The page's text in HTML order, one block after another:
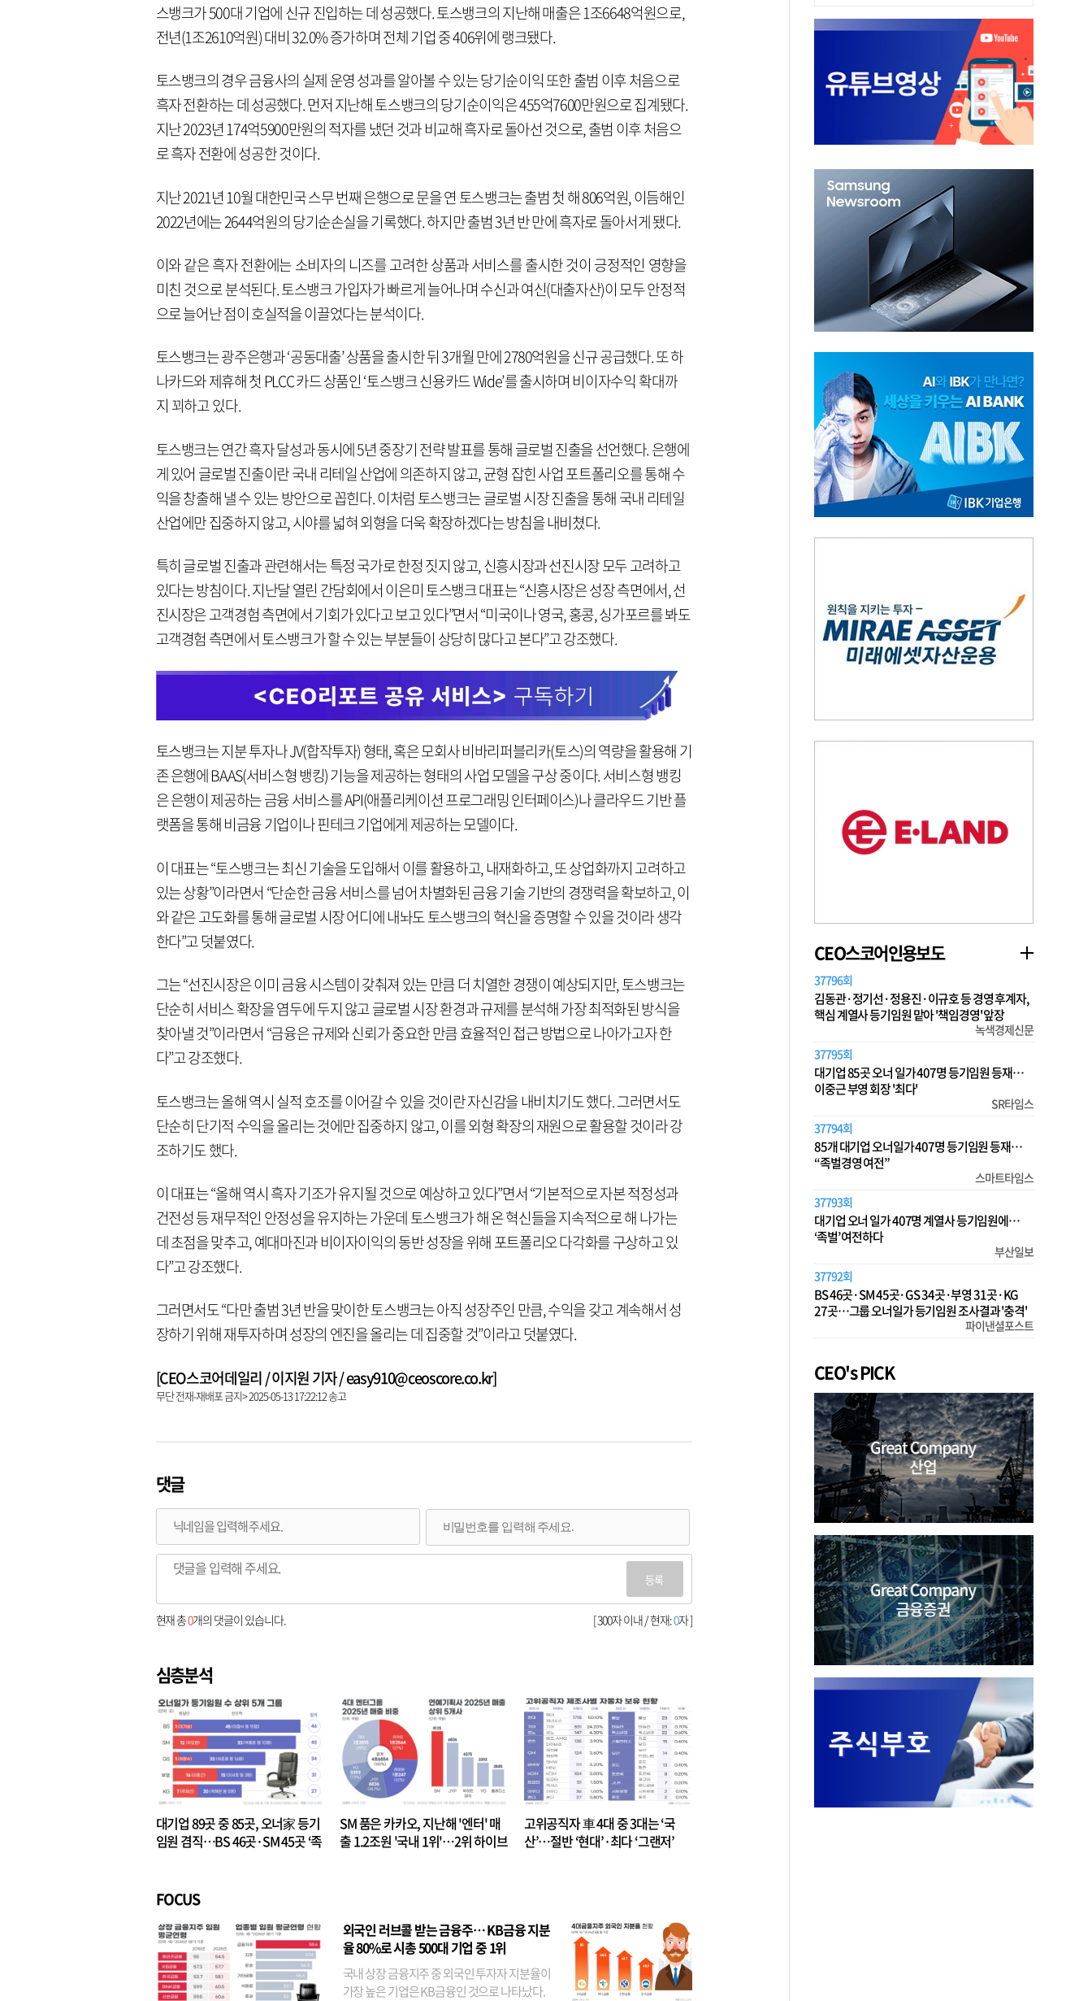
스뱅크가 500대 기업에 신규 진입하는 데 성공했다. 토스뱅크의 지난해 매출은 1조6648억원으로,
전년(1조2610억원) 대비 32.0% 증가하며 전체 기업 중 406위에 랭크됐다.
토스뱅크의 경우 금융사의 실제 운영 성과를 알아볼 수 있는 당기순이익 또한 출범 이후 처음으로
흑자 전환하는 데 성공했다. 먼저 지난해 토스뱅크의 당기순이익은 455억7600만원으로 집계됐다.
지난 2023년 174억5900만원의 적자를 냈던 것과 비교해 흑자로 돌아선 것으로, 출범 이후 처음으
로 흑자 전환에 성공한 것이다.
지난 2021년 10월 대한민국 스무 번째 은행으로 문을 연 토스뱅크는 출범 첫 해 806억원, 이듬해인
2022년에는 2644억원의 당기순손실을 기록했다. 하지만 출범 3년 반 만에 흑자로 돌아서게 됐다.
이와 같은 흑자 전환에는 소비자의 니즈를 고려한 상품과 서비스를 출시한 것이 긍정적인 영향을
미친 것으로 분석된다. 토스뱅크 가입자가 빠르게 늘어나며 수신과 여신(대출자산)이 모두 안정적
으로 늘어난 점이 호실적을 이끌었다는 분석이다.
토스뱅크는 광주은행과 ‘공동대출’ 상품을 출시한 뒤 3개월 만에 2780억원을 신규 공급했다. 또 하
나카드와 제휴해 첫 PLCC 카드 상품인 ‘토스뱅크 신용카드 Wide’를 출시하며 비이자수익 확대까
지 꾀하고 있다.
토스뱅크는 연간 흑자 달성과 동시에 5년 중장기 전략 발표를 통해 글로벌 진출을 선언했다. 은행에
게 있어 글로벌 진출이란 국내 리테일 산업에 의존하지 않고, 균형 잡힌 사업 포트폴리오를 통해 수
익을 창출해 낼 수 있는 방안으로 꼽힌다. 이처럼 토스뱅크는 글로벌 시장 진출을 통해 국내 리테일
산업에만 집중하지 않고, 시야를 넓혀 외형을 더욱 확장하겠다는 방침을 내비쳤다.
특히 글로벌 진출과 관련해서는 특정 국가로 한정 짓지 않고, 신흥시장과 선진시장 모두 고려하고
있다는 방침이다. 지난달 열린 간담회에서 이은미 토스뱅크 대표는 “신흥시장은 성장 측면에서, 선
진시장은 고객경험 측면에서 기회가 있다고 보고 있다”면서 “미국이나 영국, 홍콩, 싱가포르를 봐도
고객경험 측면에서 토스뱅크가 할 수 있는 부분들이 상당히 많다고 본다”고 강조했다.
토스뱅크는 지분 투자나 JV(합작투자) 형태, 혹은 모회사 비바리퍼블리카(토스)의 역량을 활용해 기
존 은행에 BAAS(서비스형 뱅킹) 기능을 제공하는 형태의 사업 모델을 구상 중이다. 서비스형 뱅킹
은 은행이 제공하는 금융 서비스를 API(애플리케이션 프로그래밍 인터페이스)나 클라우드 기반 플
랫폼을 통해 비금융 기업이나 핀테크 기업에게 제공하는 모델이다.
이 대표는 “토스뱅크는 최신 기술을 도입해서 이를 활용하고, 내재화하고, 또 상업화까지 고려하고
있는 상황”이라면서 “단순한 금융 서비스를 넘어 차별화된 금융 기술 기반의 경쟁력을 확보하고, 이
와 같은 고도화를 통해 글로벌 시장 어디에 내놔도 토스뱅크의 혁신을 증명할 수 있을 것이라 생각
한다”고 덧붙였다.
그는 “선진시장은 이미 금융 시스템이 갖춰져 있는 만큼 더 치열한 경쟁이 예상되지만, 토스뱅크는
단순히 서비스 확장을 염두에 두지 않고 글로벌 시장 환경과 규제를 분석해 가장 최적화된 방식을
찾아낼 것”이라면서 “금융은 규제와 신뢰가 중요한 만큼 효율적인 접근 방법으로 나아가고자 한
다”고 강조했다.
토스뱅크는 올해 역시 실적 호조를 이어갈 수 있을 것이란 자신감을 내비치기도 했다. 그러면서도
단순히 단기적 수익을 올리는 것에만 집중하지 않고, 이를 외형 확장의 재원으로 활용할 것이라 강
조하기도 했다.
이 대표는 “올해 역시 흑자 기조가 유지될 것으로 예상하고 있다”면서 “기본적으로 자본 적정성과
건전성 등 재무적인 안정성을 유지하는 가운데 토스뱅크가 해 온 혁신들을 지속적으로 해 나가는
데 초점을 맞추고, 예대마진과 비이자이익의 동반 성장을 위해 포트폴리오 다각화를 구상하고 있
다”고 강조했다.
그러면서도 “다만 출범 3년 반을 맞이한 토스뱅크는 아직 성장주인 만큼, 수익을 갖고 계속해서 성
장하기 위해 재투자하며 성장의 엔진을 올리는 데 집중할 것”이라고 덧붙였다.
[CEO스코어데일리 / 이지원 기자 / easy910@ceoscore.co.kr]
무단 전재-재배포 금지> 2025-05-13 17:22:12 송고
댓글
등록
[ 300자 이내 / 현재:0자 ]
현재 총0개의 댓글이 있습니다.
심층분석
대기업 89곳 중 85곳, 오너家 등기
임원 겸직…BS 46곳·SM 45곳 ‘족
SM 품은 카카오, 지난해 '엔터' 매
출 1.2조원 '국내 1위'…2위 하이브
고위공직자 車 4대 중 3대는 ‘국
산’…절반 ‘현대’·최다 ‘그랜저’
FOCUS
외국인 러브콜 받는 금융주… KB금융 지분
율 80%로 시총 500대 기업 중 1위
국내 상장 금융지주 중 외국인 투자자 지분율이
가장 높은 기업은 KB금융인 것으로 나타났다.
CEO스코어인용보도
37796회
김동관·정기선·정용진·이규호 등 경영 후계자,
핵심 계열사 등기임원 맡아 '책임경영' 앞장
녹색경제신문
37795회
대기업 85곳 오너 일가 407명 등기임원 등재…
이중근 부영 회장 '최다'
SR타임스
37794회
85개 대기업 오너일가 407명 등기임원 등재…
“족벌경영 여전”
스마트타임스
37793회
대기업 오너 일가 407명 계열사 등기임원에…
‘족벌’ 여전하다
부산일보
37792회
BS 46곳·SM 45곳·GS 34곳·부영 31곳·KG
27곳…그룹 오너일가 등기임원 조사결과 '충격'
파이낸셜포스트
CEO's PICK